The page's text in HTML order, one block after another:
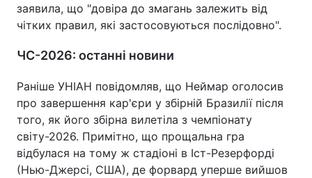
заявила, що "довіра до змагань залежить від
чітких правил, які застосовуються послідовно".
ЧС-2026: останні новини
Раніше УНІАН повідомляв, що Неймар оголосив
про завершення кар'єри у збірній Бразилії після
того, як його збірна вилетіла з чемпіонату
світу-2026. Примітно, що прощальна гра
відбулася на тому ж стадіоні в Іст-Резерфорді
(Нью-Джерсі, США), де форвард уперше вийшов